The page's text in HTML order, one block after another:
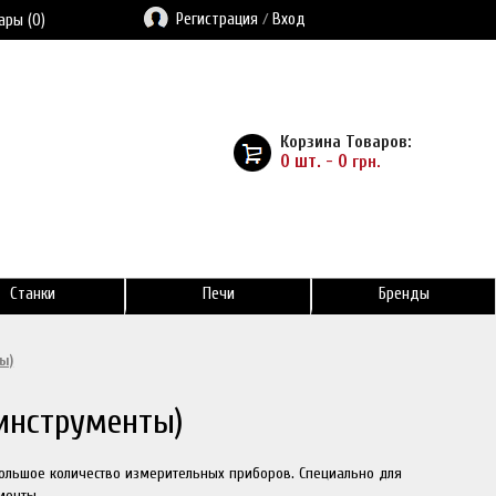
(0) Регистрация / Вход
Корзина Товаров:
0 шт. - 0 грн.
Станки Печи Бренды
количество измерительных приборов. Специально для